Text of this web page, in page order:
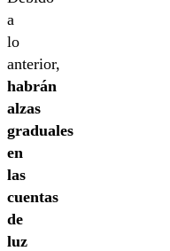
a
lo
anterior,
habrán
alzas
graduales
en
las
cuentas
de
luz